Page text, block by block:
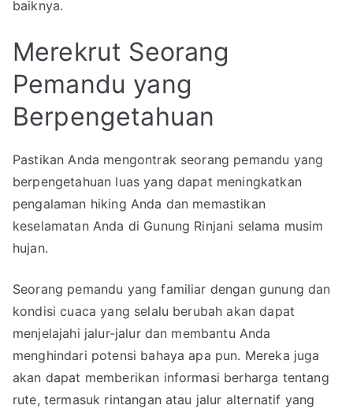
baiknya.
Merekrut Seorang
Pemandu yang
Berpengetahuan
Pastikan Anda mengontrak seorang pemandu yang
berpengetahuan luas yang dapat meningkatkan
pengalaman hiking Anda dan memastikan
keselamatan Anda di Gunung Rinjani selama musim
hujan.
Seorang pemandu yang familiar dengan gunung dan
kondisi cuaca yang selalu berubah akan dapat
menjelajahi jalur-jalur dan membantu Anda
menghindari potensi bahaya apa pun. Mereka juga
akan dapat memberikan informasi berharga tentang
rute, termasuk rintangan atau jalur alternatif yang